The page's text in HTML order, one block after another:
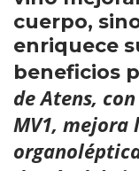
cuerpo,
enriquece
beneficios
de Atens,
MV1, mejora